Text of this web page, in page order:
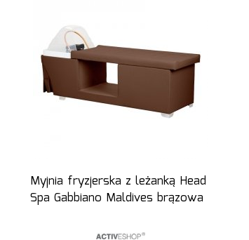
Myjnia fryzjerska z leżanką Head
Spa Gabbiano Maldives brązowa